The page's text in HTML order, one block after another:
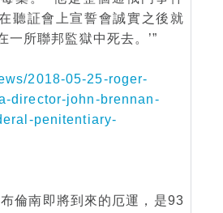
聽証會上宣誓會誠實之後就
一所聯邦監獄中死去。’”
2018-05-25-roger-
director-john-brennan-
penitentiary-
倫南即將到來的厄運，是93